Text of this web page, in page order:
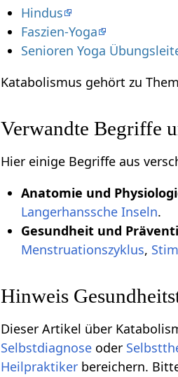
Hindus
Faszien-Yoga
Senioren Yoga
Katabolismus gehört zu
Verwandte Begriffe
Hier einige Begriffe aus
Anatomie und
Langerhanssche Inseln.
Gesundheit und
Menstruationszyklus,
Hinweis
Dieser Artikel über
Selbstdiagnose oder
Heilpraktiker bereichern.